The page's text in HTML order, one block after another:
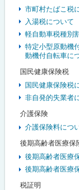
市町村たばこ税
入湯税について
軽自動車税種別
特定小型原動機
動機付自転車に
国民健康保険税
国民健康保険税
非自発的失業者
介護保険
介護保険料につ
後期高齢者医療保
後期高齢者医療
後期高齢者医療
税証明